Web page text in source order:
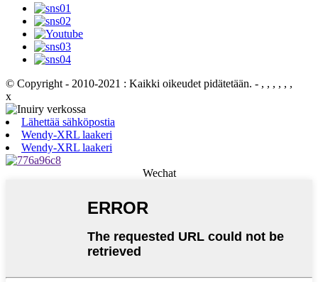
© Copyright - 2010-2021 : Kaikki oikeudet pidätetään. - , , , , , ,
x
Lähettää sähköpostia
Wendy-XRL laakeri
Wendy-XRL laakeri
Wechat